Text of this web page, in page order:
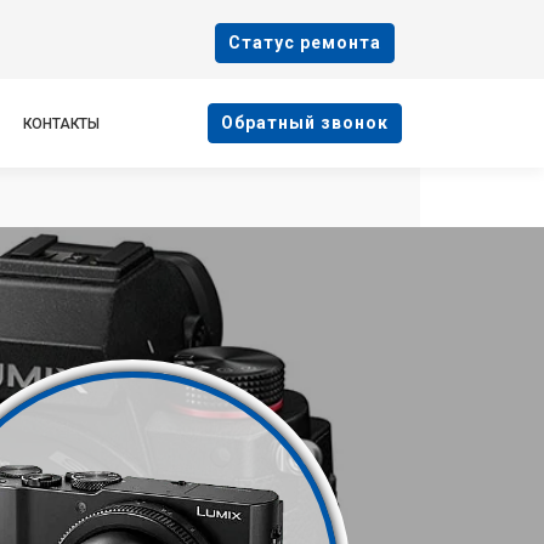
Cтатус ремонта
КОНТАКТЫ Oбратный звонок